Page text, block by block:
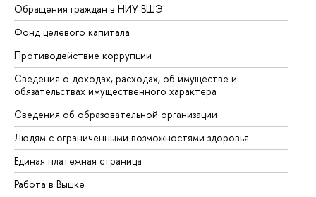
Обращения граждан в НИУ ВШЭ
Фонд целевого капитала
Противодействие коррупции
Сведения о доходах, расходах, об имуществе и
обязательствах имущественного характера
Сведения об образовательной организации
Людям с ограниченными возможностями здоровья
Единая платежная страница
Работа в Вышке